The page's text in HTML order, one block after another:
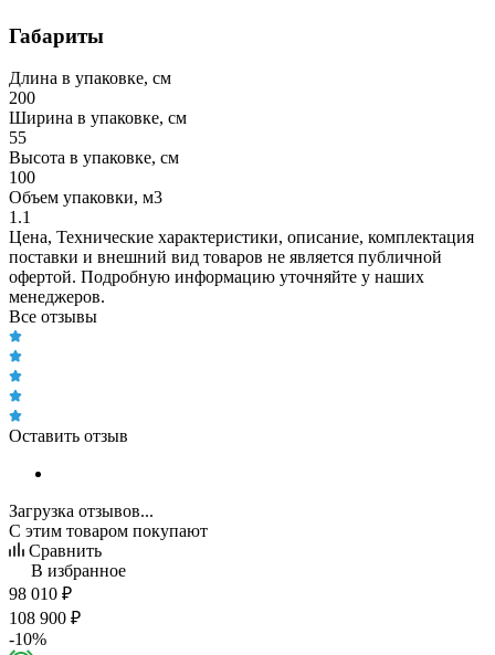
Габариты
Длина в упаковке, см
200
Ширина в упаковке, см
55
Высота в упаковке, см
100
Объем упаковки, м3
1.1
Цена, Технические характеристики, описание, комплектация
поставки и внешний вид товаров не является публичной
офертой. Подробную информацию уточняйте у наших
менеджеров.
Все отзывы
Оставить отзыв
Загрузка отзывов...
С этим товаром покупают
Сравнить
В избранное
98 010 ₽
108 900 ₽
-10%